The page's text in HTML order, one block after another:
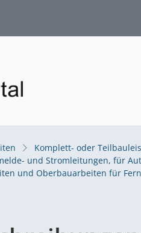
Komplett- oder
und Stromleitungen, für
und Oberbauarbeiten für